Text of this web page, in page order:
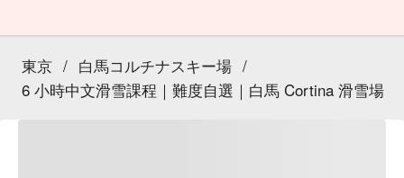
東京 / 白馬コルチナスキー場 /
6 小時中文滑雪課程｜難度自選｜白馬 Cortina 滑雪場